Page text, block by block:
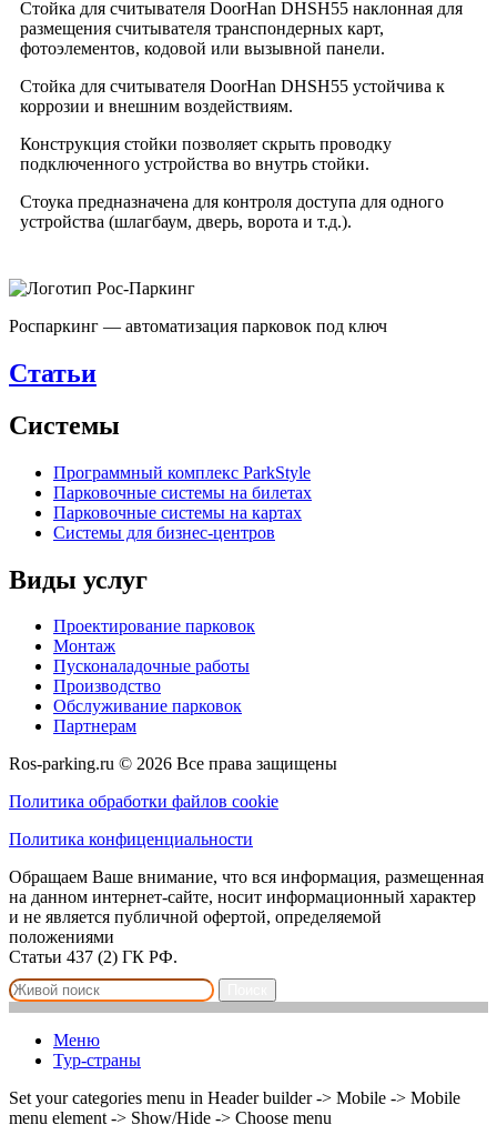
Стойка для считывателя DoorHan DHSH55 наклонная для
размещения считывателя транспондерных карт,
фотоэлементов, кодовой или вызывной панели.
Стойка для считывателя DoorHan DHSH55 устойчива к
коррозии и внешним воздействиям.
Конструкция стойки позволяет скрыть проводку
подключенного устройства во внутрь стойки.
Стоука предназначена для контроля доступа для одного
устройства (шлагбаум, дверь, ворота и т.д.).
Роспаркинг — автоматизация парковок под ключ
Статьи
Системы
Программный комплекс ParkStyle
Парковочные системы на билетах
Парковочные системы на картах
Системы для бизнес-центров
Виды услуг
Проектирование парковок
Монтаж
Пусконаладочные работы
Производство
Обслуживание парковок
Партнерам
Ros-parking.ru © 2026 Все права защищены
Политика обработки файлов cookie
Политика конфиценциальности
Обращаем Ваше внимание, что вся информация, размещенная
на данном интернет-сайте, носит информационный характер
и не является публичной офертой, определяемой
положениями
Статьи 437 (2) ГК РФ.
Меню
Тур-страны
Set your categories menu in Header builder -> Mobile -> Mobile
menu element -> Show/Hide -> Choose menu